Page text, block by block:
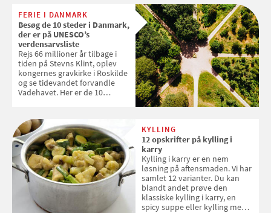
enkle råd til at spare penge på
tøjvasken
FERIE I DANMARK
Besøg de 10 steder i Danmark,
der er på UNESCO’s
verdensarvsliste
Rejs 66 millioner år tilbage i
tiden på Stevns Klint, oplev
kongernes gravkirke i Roskilde
og se tidevandet forvandle
Vadehavet. Her er de 10
KYLLING
12 opskrifter på kylling i
karry
Kylling i karry er en nem
løsning på aftensmaden. Vi har
samlet 12 varianter. Du kan
blandt andet prøve den
klassiske kylling i karry, en
spicy suppe eller kylling med